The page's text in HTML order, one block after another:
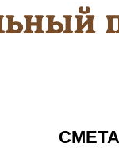
СМЕТА